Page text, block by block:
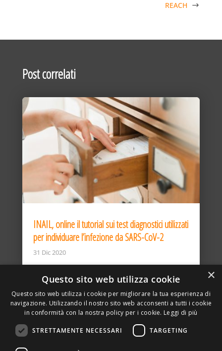
REACH
Post correlati
INAIL, online il tutorial sui test diagnostici utilizzati
per individuare l’infezione da SARS-CoV-2
31 Dic 2020
×
Questo sito web utilizza cookie
Questo sito web utilizza i cookie per migliorare la tua esperienza di
navigazione. Utilizzando il nostro sito web acconsenti a tutti i cookie
in conformità con la nostra policy per i cookie. Leggi di più
STRETTAMENTE NECESSARI TARGETING